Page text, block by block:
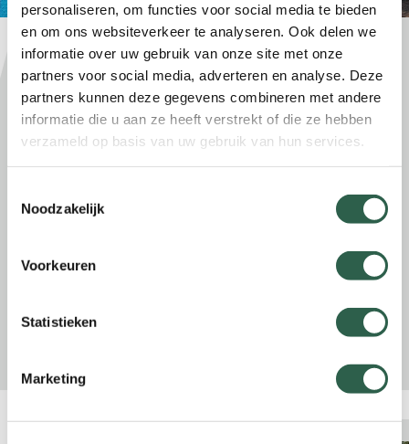
personaliseren, om functies voor social media te bieden
en om ons websiteverkeer te analyseren. Ook delen we
informatie over uw gebruik van onze site met onze
partners voor social media, adverteren en analyse. Deze
partners kunnen deze gegevens combineren met andere
informatie die u aan ze heeft verstrekt of die ze hebben
verzameld op basis van uw gebruik van hun services.
Noodzakelijk
Voorkeuren
Statistieken
Marketing
Gezonde Voeding
Leer hoe je jouw deelnemers fit en vitaal kunt
laten wandelen met een goede afstemming
tussen voeding en inspanning. Deze
bijscholing moet je gevolgd hebben als je
Fitstaptrainerwil worden.
Docenten zijn van Pit2Fit
€49,00 voor KWbN leden